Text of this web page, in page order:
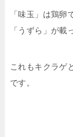
「味玉」は鶏卵
「うずら」が載
これもキクラゲ
です。